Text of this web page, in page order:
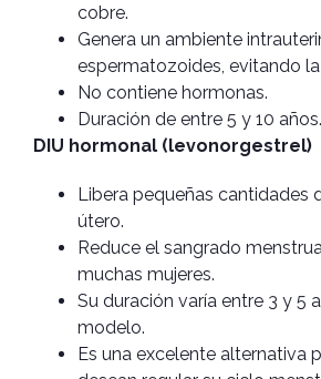
cobre.
Genera un ambiente
espermatozoides, evitando
No contiene hormonas.
Duración de entre 5 y 10 años.
DIU hormonal (levonorgestrel)
Libera pequeñas cantidades
útero.
Reduce el sangrado
muchas mujeres.
Su duración varía entre 3 y 5
modelo.
Es una excelente alternativa